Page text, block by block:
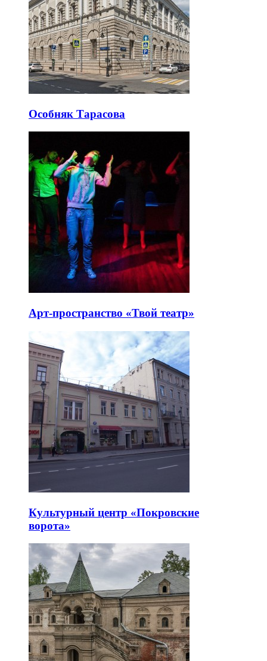
Особняк Тарасова
Арт-пространство «Твой театр»
Культурный центр «Покровские
ворота»